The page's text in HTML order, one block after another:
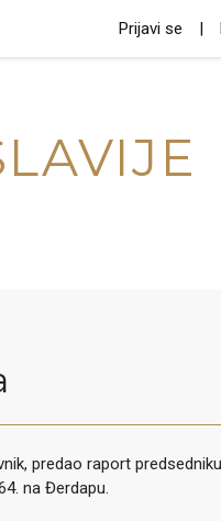
Prijavi se
predao raport
na Đerdapu.